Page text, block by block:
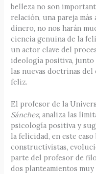
belleza no son
relación, una pareja
dinero, no nos harán
ciencia genuina de la
un actor clave del
ideología positiva,
las nuevas doctrinas
feliz.
El profesor de la
Sánchez, analiza las
psicología positiva y
la felicidad, en este
constructivistas,
parte del profesor de
dos planteamientos